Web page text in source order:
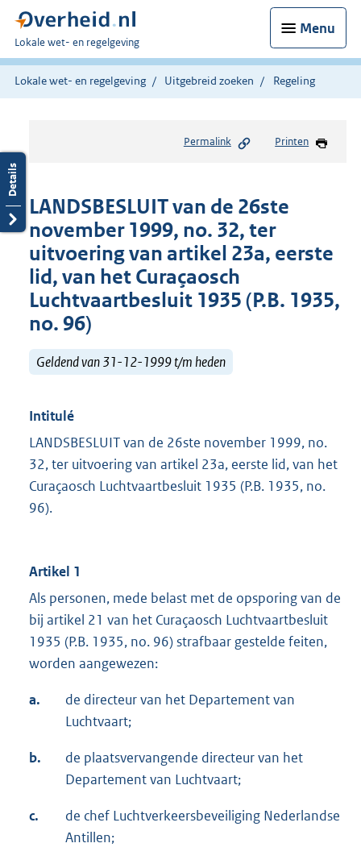
Menu
U
bent
hier:
Lokale wet- en regelgeving
Lokale wet- en regelgeving Uitgebreid zoeken Regeling
Permalink Printen
LANDSBESLUIT van de 26ste
november 1999, no. 32, ter
uitvoering van artikel 23a, eerste
lid, van het Curaçaosch
Luchtvaartbesluit 1935 (P.B. 1935,
no. 96)
Geldend van 31-12-1999 t/m heden
Intitulé
LANDSBESLUIT van de 26ste november 1999, no.
32, ter uitvoering van artikel 23a, eerste lid, van het
Curaçaosch Luchtvaartbesluit 1935 (P.B. 1935, no.
96).
Artikel 1
Als personen, mede belast met de opsporing van de
bij artikel 21 van het Curaçaosch Luchtvaartbesluit
1935 (P.B. 1935, no. 96) strafbaar gestelde feiten,
worden aangewezen:
a.
de directeur van het Departement van
Luchtvaart;
b.
de plaatsvervangende directeur van het
Departement van Luchtvaart;
c.
de chef Luchtverkeersbeveiliging Nederlandse
Antillen;